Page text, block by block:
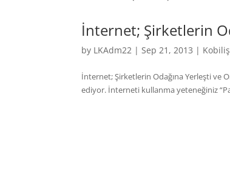
İnternet; Şirketlerin
by LKAdm22 |Sep 21, 2013 |
İnternet; Şirketlerin Odağına Yerleşti ve
ediyor. İnterneti kullanma yeteneğiniz